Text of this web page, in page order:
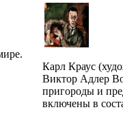
Карл Краус
Виктор Адлер
пригороды и
включены в